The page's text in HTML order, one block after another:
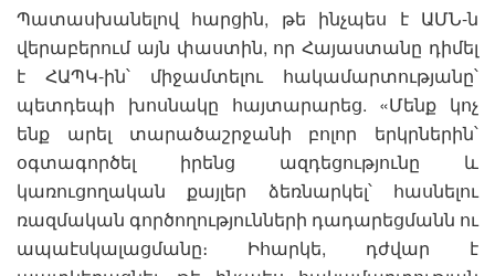
Պատասխանելով հարցին, թե ինչպես է ԱՄՆ-ն
վերաբերում այն փաստին, որ Հայաստանը դիմել
է ՀԱՊԿ-ին՝ միջամտելու հակամարտությանը՝
պետդեպի խոսնակը հայտարարեց. «Մենք կոչ
ենք արել տարածաշրջանի բոլոր երկրներին՝
օգտագործել իրենց ազդեցությունը և
կառուցողական քայլեր ձեռնարկել՝ հասնելու
ռազմական գործողությունների դադարեցմանն ու
ապաէսկալացմանը։ Իհարկե, դժվար է